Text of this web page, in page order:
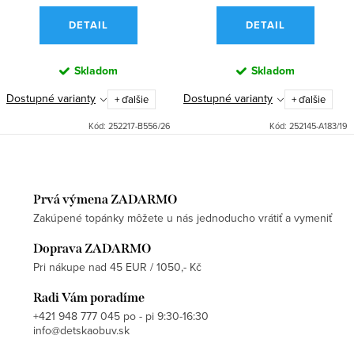
DETAIL
Skladom
Dostupné varianty + ďalšie
Kód: 252217-B556/26
DETAIL
Skladom
Dostupné varianty + ďalšie
Kód: 252145-A183/19
Prvá výmena ZADARMO
Zakúpené topánky môžete u nás jednoducho vrátiť a vymeniť
Doprava ZADARMO
Pri nákupe nad 45 EUR / 1050,- Kč
Radi Vám poradíme
+421 948 777 045 po - pi 9:30-16:30
info@detskaobuv.sk